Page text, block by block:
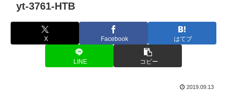
yt-3761-HTB
X Facebook はてブ
LINE コピー
2019.09.13